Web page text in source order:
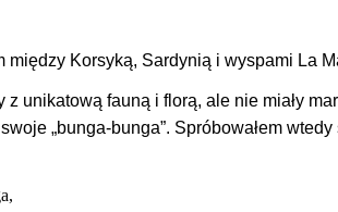
między Korsyką, Sardynią i wyspami La
z unikatową fauną i florą, ale nie miały
„bunga-bunga”. Spróbowałem